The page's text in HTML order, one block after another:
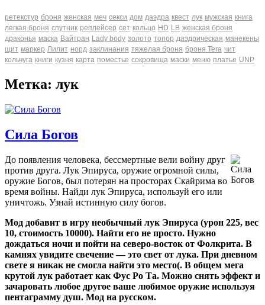
ретекстур броня женская меч секси дом даэдра квест лук мужская книга
легкая броня спутник реплейсер сет кольцо HD LB женская броня
драконья маска Вайтран Lady body золото топор даэдрическая манекены
щит маркер Лилит норд заклинания тяжелая броня броня Tera чит
кольчуга книги кузня карта поместье сокровища маски меню платье UNP
Метка: лук
Сила Богов
До появления человека, бессмертные вели войну друг
против друга. Лук Эпируса, оружие огромной силы,
оружие Богов, был потерян на просторах Скайрима во
время войны. Найди лук Эпируса, используй его или
уничтожь. Узнай истинную силу богов.
Мод добавит в игру необычный лук Эпируса (урон 225, вес
10, стоимость 10000). Найти его не просто. Нужно
дождаться ночи и пойти на северо-восток от Фолкрита. В
камнях увидите свечение — это свет от лука. При дневном
свете я никак не смогла найти это место(. В общем мега
крутой лук работает как Фус Ро Та. Можно снять эффект и
зачаровать любое другое ваше любимое оружие используя
пентаграмму душ. Мод на русском.